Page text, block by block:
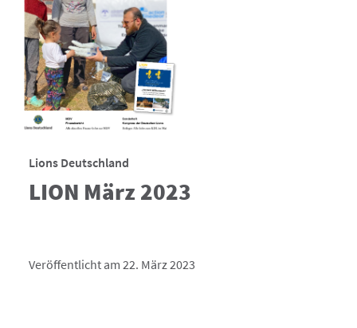
Lions Deutschland
LION März 2023
Veröffentlicht am 22. März 2023